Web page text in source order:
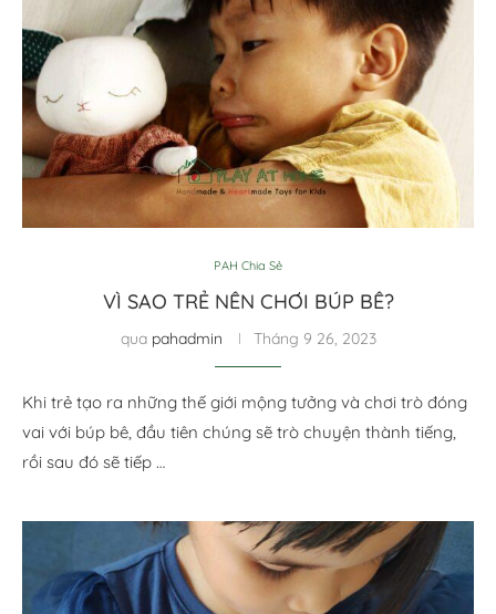
PAH Chia Sẻ
VÌ SAO TRẺ NÊN CHƠI BÚP BÊ?
qua pahadmin Tháng 9 26, 2023
Khi trẻ tạo ra những thế giới mộng tưởng và chơi ​trò đóng
vai với búp bê, đầu tiên chúng sẽ trò chuyện thành tiếng,
rồi sau đó sẽ tiếp …